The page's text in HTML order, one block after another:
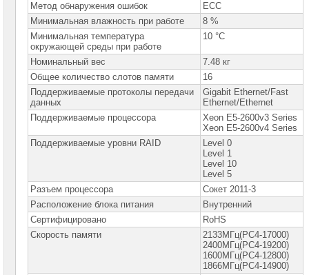
Серверные
платформы
Intel
Серверные
платформы
SuperMicro
Серверные
платформы
SuperMicro
1U
1U
1CPU
Серверные
платформы
SuperMicro
Метод обнаружения ошибок
ECC
Минимальная влажность при работе
8 %
Минимальная температура
окружающей среды при работе
10 °C
Номинальный вес
7.48 кг
Общее количество слотов памяти
16
Поддерживаемые протоколы передачи
данных
Gigabit Ethernet/Fast
Ethernet/Ethernet
Поддерживаемые процессора
Xeon E5-2600v3 Series
Xeon E5-2600v4 Series
Поддерживаемые уровни RAID
Level 0
Level 1
Level 10
Level 5
Разъем процессора
Сокет 2011-3
Расположение блока питания
Внутренний
Сертифицировано
RoHS
Скорость памяти
2133МГц(PC4-17000)
2400МГц(PC4-19200)
1600МГц(PC4-12800)
1866МГц(PC4-14900)